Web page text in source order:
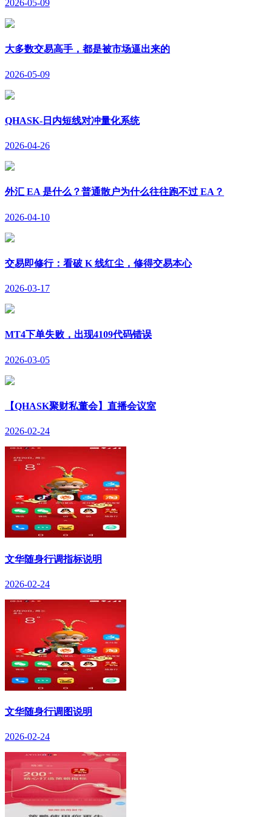
2026-05-09
大多数交易高手，都是被市场逼出来的
2026-05-09
QHASK-日内短线对冲量化系统
2026-04-26
外汇 EA 是什么？普通散户为什么往往跑不过 EA？
2026-04-10
交易即修行：看破 K 线红尘，修得交易本心
2026-03-17
MT4下单失败，出现4109代码错误
2026-03-05
【QHASK聚财私董会】直播会议室
2026-02-24
文华随身行调指标说明
2026-02-24
文华随身行调图说明
2026-02-24